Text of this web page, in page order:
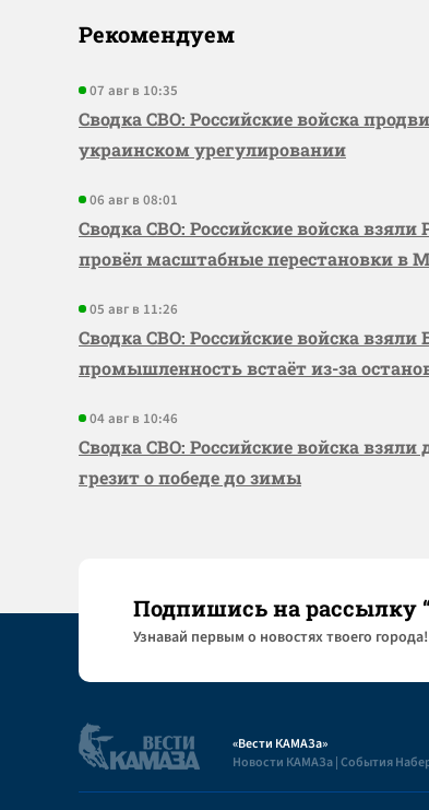
Рекомендуем
07 авг в 10:35
Сводка СВО: Российские войска
украинском урегулировании
06 авг в 08:01
Сводка СВО: Российские войска
провёл масштабные перестановки в
05 авг в 11:26
Сводка СВО: Российские войска
промышленность встаёт из-за
04 авг в 10:46
Сводка СВО: Российские войска взяли
грезит о победе до зимы
Подпишись на рассылку
Узнaвай первым о новостях твоего города!
«Вести КАМАЗа»
Новости КАМАЗа | События